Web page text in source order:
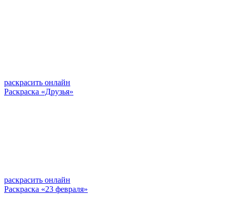
раскрасить онлайн
Раскраска «Друзья»
раскрасить онлайн
Раскраска «23 февраля»